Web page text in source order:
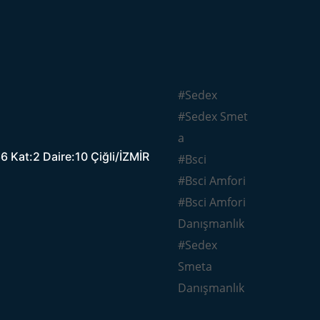
Kat:2 Daire:10 Çiğli/İZMİR
#Sedex
#Sedex Smet
a
#Bsci
#Bsci Amfori
#Bsci Amfori
Danışmanlık
#Sedex
Smeta
Danışmanlık